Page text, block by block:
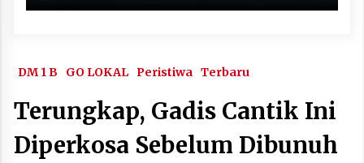
DM 1 B GO LOKAL Peristiwa Terbaru
Terungkap, Gadis Cantik Ini
Diperkosa Sebelum Dibunuh